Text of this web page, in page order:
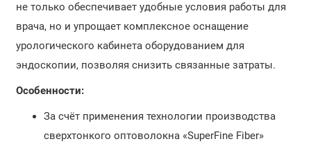
не только обеспечивает удобные условия работы для
врача, но и упрощает комплексное оснащение
урологического кабинета оборудованием для
эндоскопии, позволяя снизить связанные затраты.
Особенности:
За счёт применения технологии производства
сверхтонкого оптоволокна «SuperFine Fiber»